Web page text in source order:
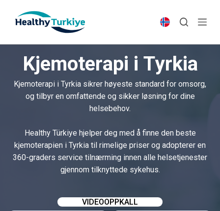
p
Kjemoterapi i Tyrkia
Kjemoterapi i Tyrkia sikrer høyeste standard for omsorg,
og tilbyr en omfattende og sikker løsning for dine
helsebehov.
Healthy Türkiye hjelper deg med å finne den beste
kjemoterapien i Tyrkia til rimelige priser og adopterer en
360-graders service tilnærming innen alle helsetjenester
gjennom tilknyttede sykehus.
VIDEOOPPKALL